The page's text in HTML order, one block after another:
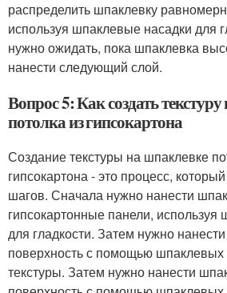
распределить шпаклевку
используя шпаклевые насадки для
нужно ожидать, пока шпаклевка
нанести следующий слой.
Вопрос 5: Как создать
потолка из гипсокартона
Создание текстуры на шпаклевке
гипсокартона - это процесс,
шагов. Сначала нужно нанести
гипсокартонные панели,
для гладкости. Затем нужно
поверхность с помощью шпаклевых
текстуры. Затем нужно нанести